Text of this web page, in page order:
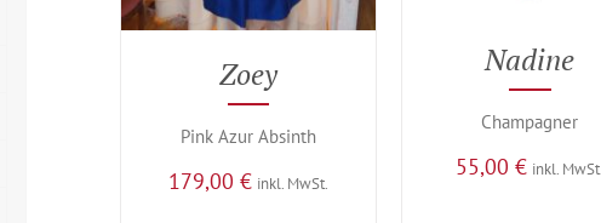
Zoey
Pink Azur Absinth
179,00€ inkl. MwSt.
Nadine
Champagner
55,00€ inkl. MwSt.